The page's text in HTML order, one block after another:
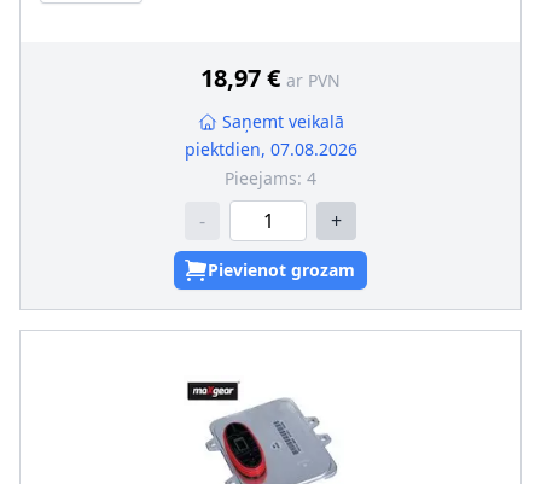
18,97 € ar PVN
Saņemt veikalā
piektdien, 07.08.2026
Pieejams: 4
- +
Pievienot grozam